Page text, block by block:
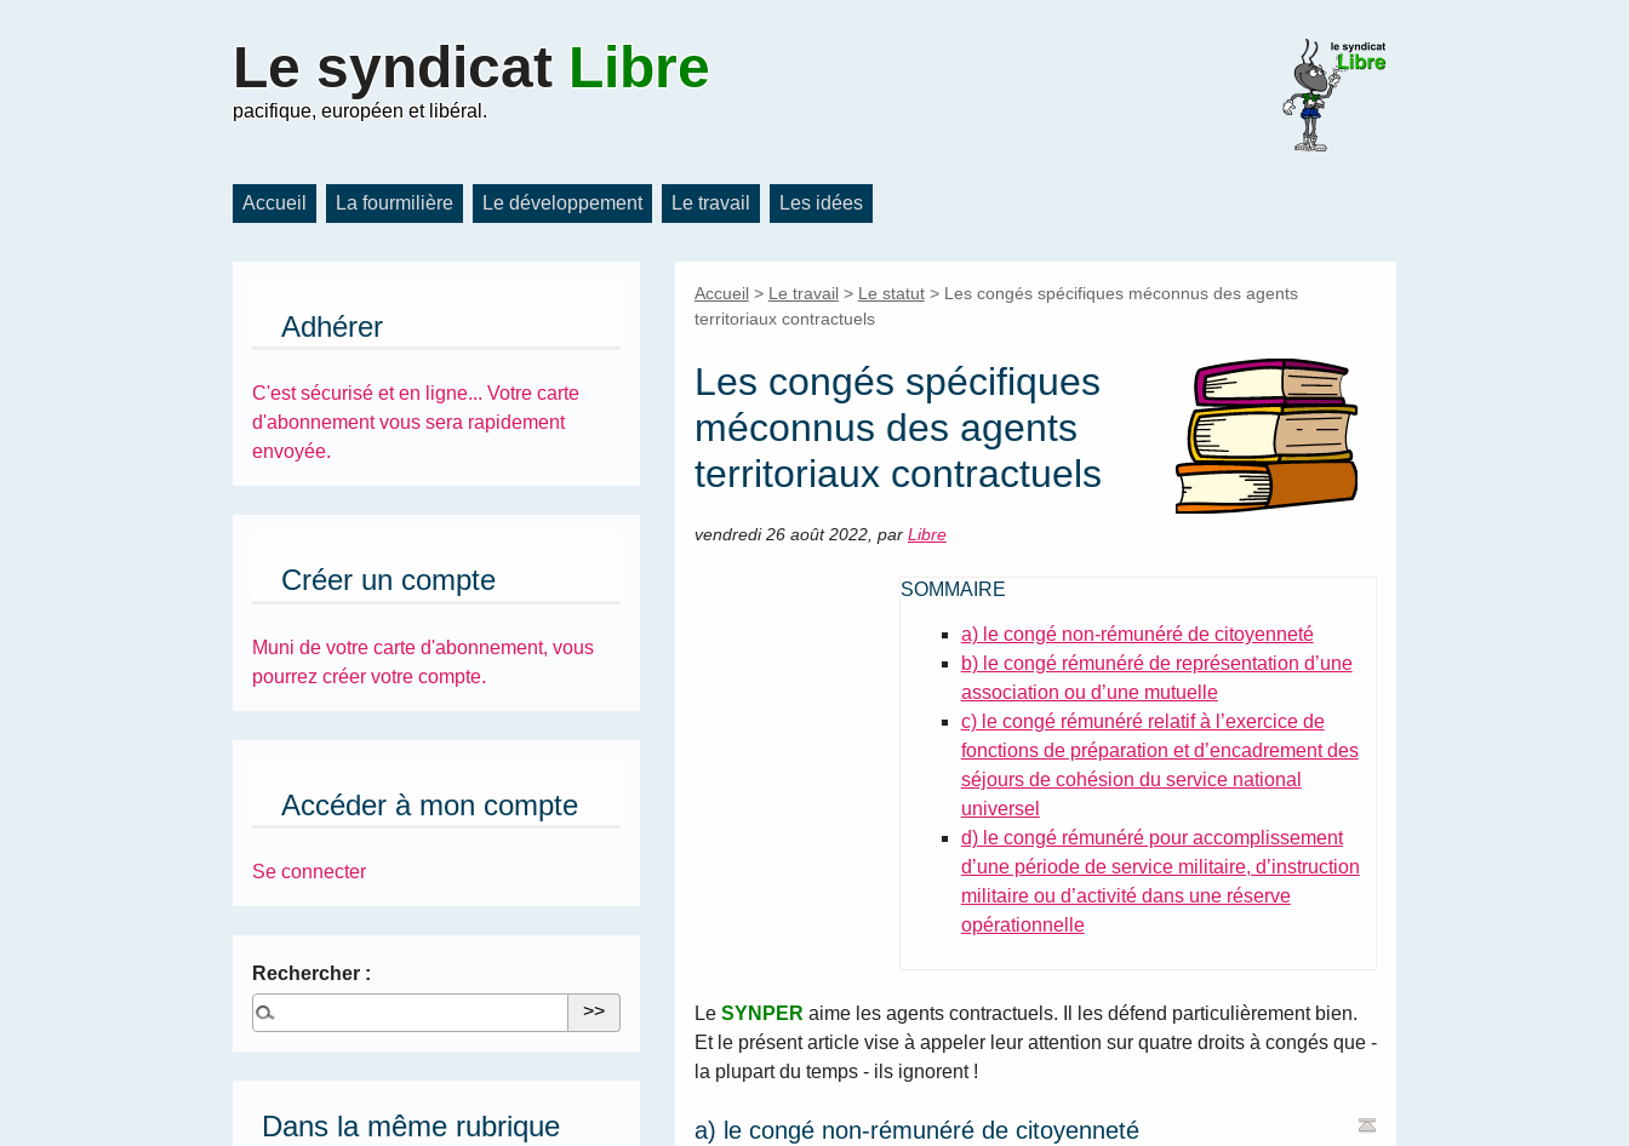
Le syndicat Libre
pacifique, européen et libéral.
Accueil La fourmilière Le développement Le travail Les idées
Accueil> Le travail> Le statut> Les congés spécifiques méconnus des agents
territoriaux contractuels
Les congés spécifiques
méconnus des agents
territoriaux contractuels
vendredi 26 août 2022, par Libre
SOMMAIRE
a) le congé non-rémunéré de citoyenneté
b) le congé rémunéré de représentation d’une
association ou d’une mutuelle
c) le congé rémunéré relatif à l’exercice de
fonctions de préparation et d’encadrement des
séjours de cohésion du service national
universel
d) le congé rémunéré pour accomplissement
d’une période de service militaire, d’instruction
militaire ou d’activité dans une réserve
opérationnelle
Le SYNPER aime les agents contractuels. Il les défend particulièrement bien.
Et le présent article vise à appeler leur attention sur quatre droits à congés que -
la plupart du temps - ils ignorent !
a) le congé non-rémunéré de citoyenneté
Adhérer
C'est sécurisé et en ligne... Votre carte
d'abonnement vous sera rapidement
envoyée.
Créer un compte
Muni de votre carte d'abonnement, vous
pourrez créer votre compte.
Accéder à mon compte
Se connecter
Rechercher :
Dans la même rubrique